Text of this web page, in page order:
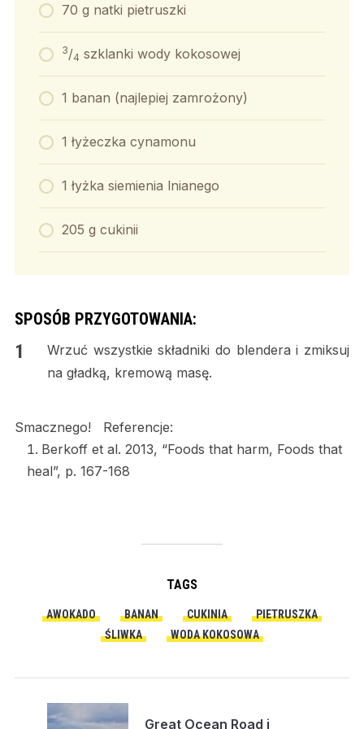
70 g natki pietruszki
3/4 szklanki wody kokosowej
1 banan (najlepiej zamrożony)
1 łyżeczka cynamonu
1 łyżka siemienia lnianego
205 g cukinii
SPOSÓB PRZYGOTOWANIA:
Wrzuć wszystkie składniki do blendera i zmiksuj
na gładką, kremową masę.
Smacznego! Referencje:
Berkoff et al. 2013, “Foods that harm, Foods that
heal”, p. 167-168
TAGS
AWOKADO BANAN CUKINIA
PIETRUSZKA
ŚLIWKA
WODA KOKOSOWA
Great Ocean Road i